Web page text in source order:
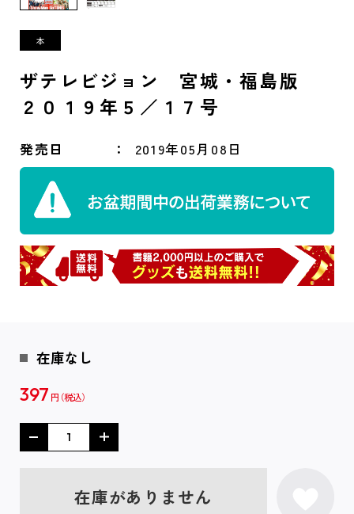
ザテレビジョン 宮城・福島版
２０１９年５／１７号
発売日 2019年05月08日
在庫なし
397 円
在庫がありません